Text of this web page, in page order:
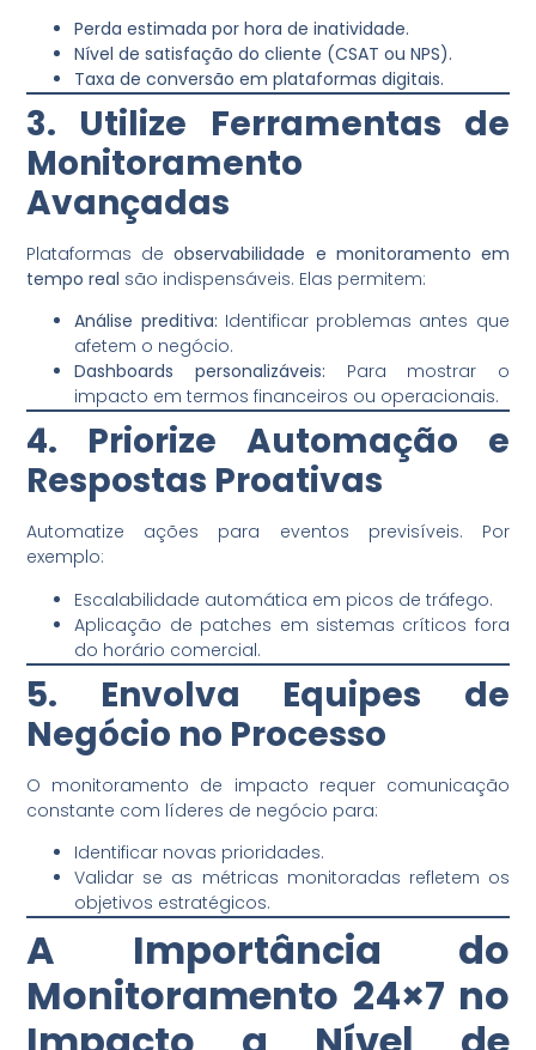
Perda estimada por hora de inatividade.
Nível de satisfação do cliente (CSAT ou NPS).
Taxa de conversão em plataformas digitais.
3. Utilize Ferramentas de
Monitoramento
Avançadas
Plataformas deobservabilidade e monitoramento em
tempo real são indispensáveis. Elas permitem:
Análise preditiva: Identificar problemas antes que
afetem o negócio.
Dashboards personalizáveis: Para mostrar o
impacto em termos financeiros ou operacionais.
4. Priorize Automação e
Respostas Proativas
Automatize ações para eventos previsíveis. Por
exemplo:
Escalabilidade automática em picos de tráfego.
Aplicação de patches em sistemas críticos fora
do horário comercial.
5. Envolva Equipes de
Negócio no Processo
O monitoramento de impacto requer comunicação
constante com líderes de negócio para:
Identificar novas prioridades.
Validar se as métricas monitoradas refletem os
objetivos estratégicos.
A Importância do
Monitoramento 24×7 no